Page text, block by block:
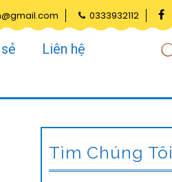
0333932112
Liên hệ
Tìm Chúng Tôi